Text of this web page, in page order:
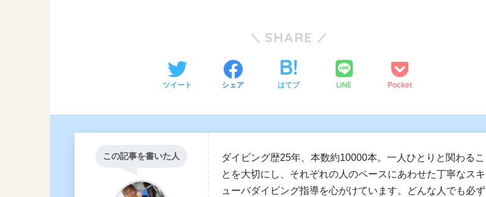
SHARE
ツイート シェア はてブ LINE Pocket
この記事を書いた人
ダイビング歴25年、本数約10000本。一人ひとりと関わるこ
とを大切にし、それぞれの人のペースにあわせた丁寧なスキ
ューバダイビング指導を心がけています。どんな人でも必ず